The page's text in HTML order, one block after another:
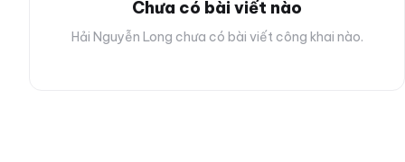
Chưa có bài viết nào
Hải Nguyễn Long chưa có bài viết công khai nào.